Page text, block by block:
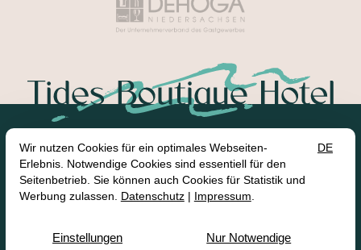
Kontakt
Neuer Weg 53
26506 Norden / Ostfriesland
M:moin@tides-norden.de